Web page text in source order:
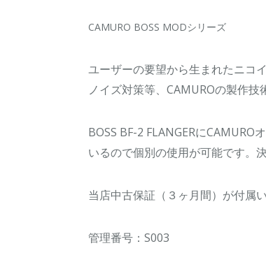
CAMURO BOSS MODシリーズ
ユーザーの要望から生まれたニコ
ノイズ対策等、CAMUROの製作技
BOSS BF-2 FLANGERに
いるので個別の使用が可能です。
当店中古保証（３ヶ月間）が付属い
管理番号：S003